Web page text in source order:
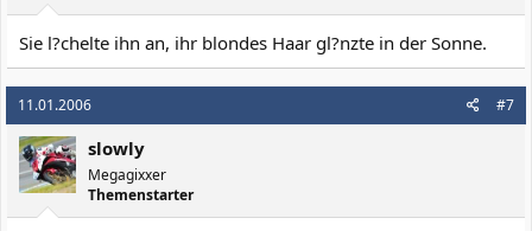
Sie l?chelte ihn an, ihr blondes Haar gl?nzte in der Sonne.
11.01.2006 #7
slowly
Megagixxer
Themenstarter